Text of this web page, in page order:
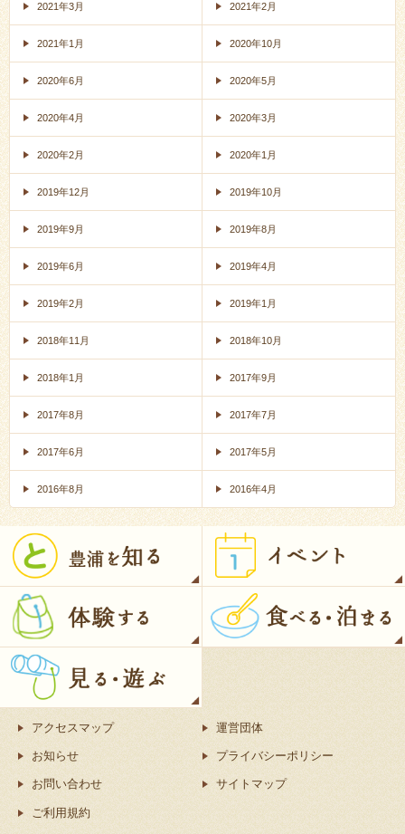
2021年3月 2021年2月
2021年1月 2020年10月
2020年6月 2020年5月
2020年4月 2020年3月
2020年2月 2020年1月
2019年12月 2019年10月
2019年9月 2019年8月
2019年6月 2019年4月
2019年2月 2019年1月
2018年11月 2018年10月
2018年1月 2017年9月
2017年8月 2017年7月
2017年6月 2017年5月
2016年8月 2016年4月
アクセスマップ
お知らせ
お問い合わせ
ご利用規約
運営団体
プライバシーポリシー
サイトマップ